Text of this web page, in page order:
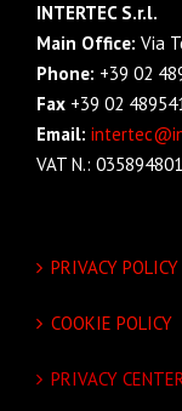
INTERTEC S.r.l.
Main Office: Via
Phone: +39 02
Fax +39 02
Email:
VAT N.:
PRIVACY POLICY
COOKIE POLICY
PRIVACY